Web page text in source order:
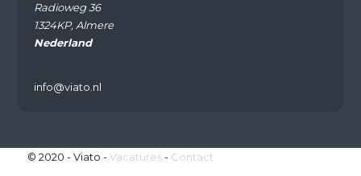
Radioweg 36
1324KP, Almere
Nederland
info@viato.nl
© 2020 - Viato -Vacatures- Contact